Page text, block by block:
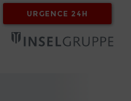
MYINSEL
URGENCE 24H